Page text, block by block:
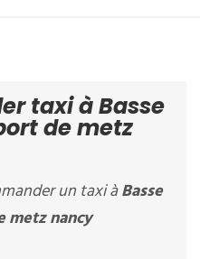
taxi à Basse
de metz
un taxi àBasse
metz nancy